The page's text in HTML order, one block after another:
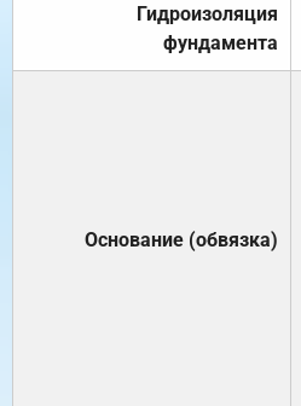
Гидроизоляция
фундамента
Основание (обвязка)